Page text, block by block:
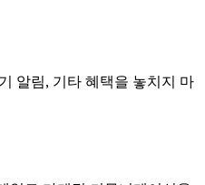
알림, 기타 혜택을 놓치지 마